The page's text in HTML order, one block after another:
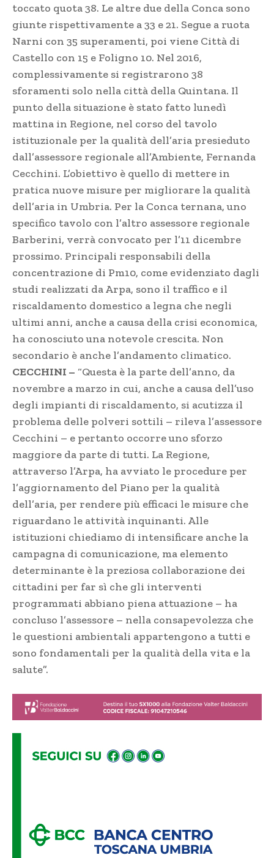
toccato quota 38. Le altre due della Conca sono
giunte rispettivamente a 33 e 21. Segue a ruota
Narni con 35 superamenti, poi viene Città di
Castello con 15 e Foligno 10. Nel 2016,
complessivamente si registrarono 38
sforamenti solo nella città della Quintana. Il
punto della situazione è stato fatto lunedì
mattina in Regione, nel corso del tavolo
istituzionale per la qualità dell’aria presieduto
dall’assessore regionale all’Ambiente, Fernanda
Cecchini. L’obiettivo è quello di mettere in
pratica nuove misure per migliorare la qualità
dell’aria in Umbria. Per la Conca ternana, uno
specifico tavolo con l’altro assessore regionale
Barberini, verrà convocato per l’11 dicembre
prossimo. Principali responsabili della
concentrazione di Pm10, come evidenziato dagli
studi realizzati da Arpa, sono il traffico e il
riscaldamento domestico a legna che negli
ultimi anni, anche a causa della crisi economica,
ha conosciuto una notevole crescita. Non
secondario è anche l’andamento climatico.
CECCHINI – “Questa è la parte dell’anno, da
novembre a marzo in cui, anche a causa dell’uso
degli impianti di riscaldamento, si acutizza il
problema delle polveri sottili – rileva l’assessore
Cecchini – e pertanto occorre uno sforzo
maggiore da parte di tutti. La Regione,
attraverso l’Arpa, ha avviato le procedure per
l’aggiornamento del Piano per la qualità
dell’aria, per rendere più efficaci le misure che
riguardano le attività inquinanti. Alle
istituzioni chiediamo di intensificare anche la
campagna di comunicazione, ma elemento
determinante è la preziosa collaborazione dei
cittadini per far sì che gli interventi
programmati abbiano piena attuazione – ha
concluso l’assessore – nella consapevolezza che
le questioni ambientali appartengono a tutti e
sono fondamentali per la qualità della vita e la
salute”.